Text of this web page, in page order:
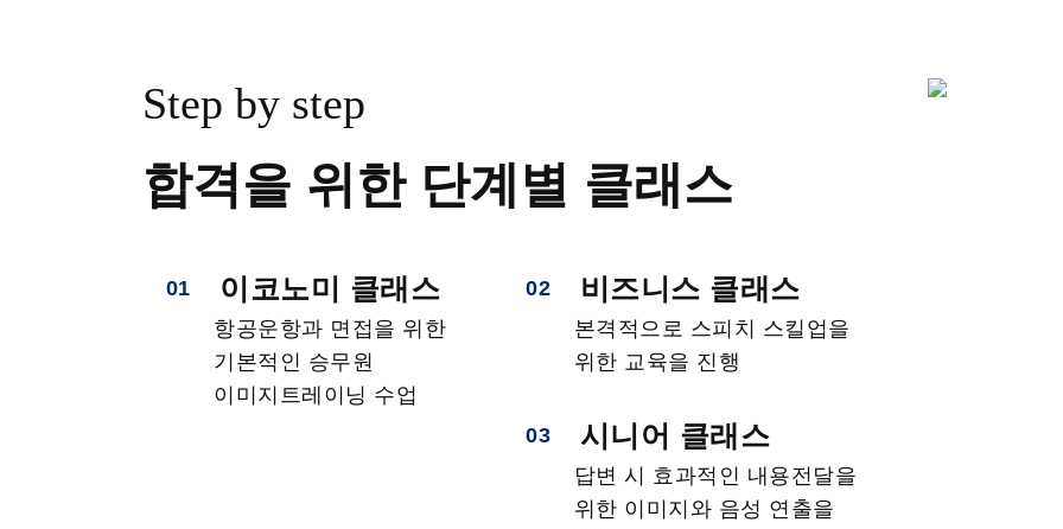
Step by step
합격을 위한 단계별 클래스
01 이코노미 클래스
항공운항과 면접을 위한
기본적인 승무원
이미지트레이닝 수업
02 비즈니스 클래스
본격적으로 스피치 스킬업을
위한 교육을 진행
03 시니어 클래스
답변 시 효과적인 내용전달을
위한 이미지와 음성 연출을